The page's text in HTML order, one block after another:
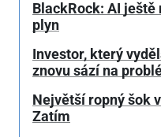
BlackRock: AI
plyn
Investor, který
znovu sází na
Největší ropný šok
Zatím